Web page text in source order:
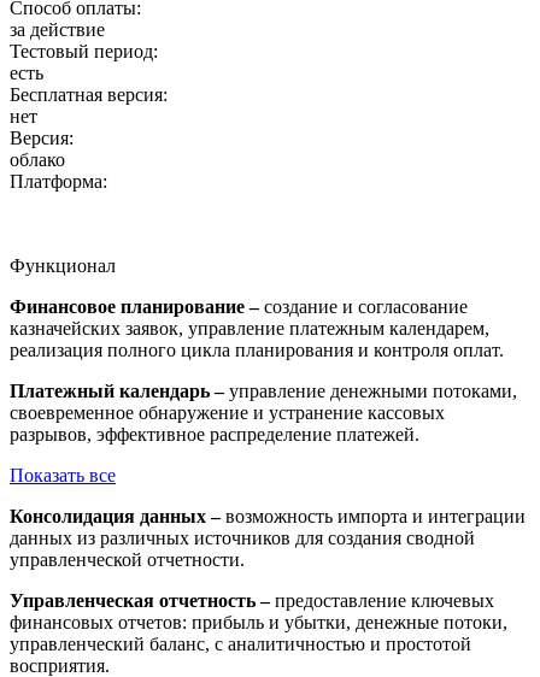
Способ оплаты:
за действие
Тестовый период:
есть
Бесплатная версия:
нет
Версия:
облако
Платформа:
Функционал
Финансовое планирование –создание и согласование
казначейских заявок, управление платежным календарем,
реализация полного цикла планирования и контроля оплат.
Платежный календарь –управление денежными потоками,
своевременное обнаружение и устранение кассовых
разрывов, эффективное распределение платежей.
Показать все
Консолидация данных –возможность импорта и интеграции
данных из различных источников для создания сводной
управленческой отчетности.
Управленческая отчетность –предоставление ключевых
финансовых отчетов: прибыль и убытки, денежные потоки,
управленческий баланс, с аналитичностью и простотой
восприятия.